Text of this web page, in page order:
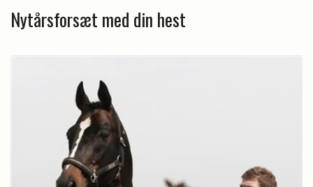
Nytårsforsæt med din hest